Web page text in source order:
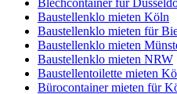
Baustellenklo mieten Köln
Baustellenklo mieten für
Baustellenklo mieten
Baustellenklo mieten NRW
Baustellentoilette mieten
Bürocontainer mieten für